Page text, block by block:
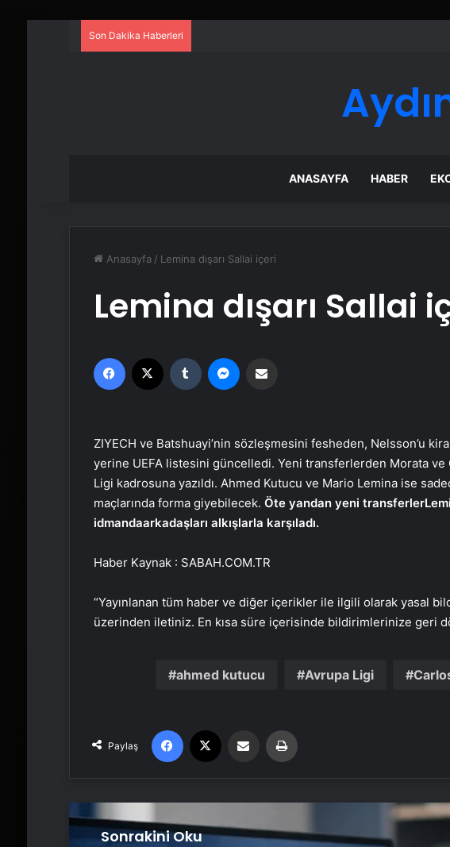
Son Dakika Haberleri
ANASAYFA HABER
Anasayfa / Lemina dışarı Sallai içeri
Lemina dışarı Sallai
Facebook Tumblr
ZIYECH ve Batshuayi’nin sözleşmesini fesheden, Nelsson’u
yerine UEFA listesini güncelledi. Yeni transferlerden Morata ve
Ligi kadrosuna yazıldı. Ahmed Kutucu ve Mario Lemina ise
maçlarında forma giyebilecek. Öte yandan yeni transferler
idmandaarkadaşları alkışlarla karşıladı.
Haber Kaynak : SABAH.COM.TR
“Yayınlanan tüm haber ve diğer içerikler ile ilgili olarak yasal
üzerinden iletiniz. En kısa süre içerisinde bildirimlerinize geri
ahmed kutucu Avrupa Ligi
Paylaş
Facebook Email'den paylaş
Sonrakini Oku